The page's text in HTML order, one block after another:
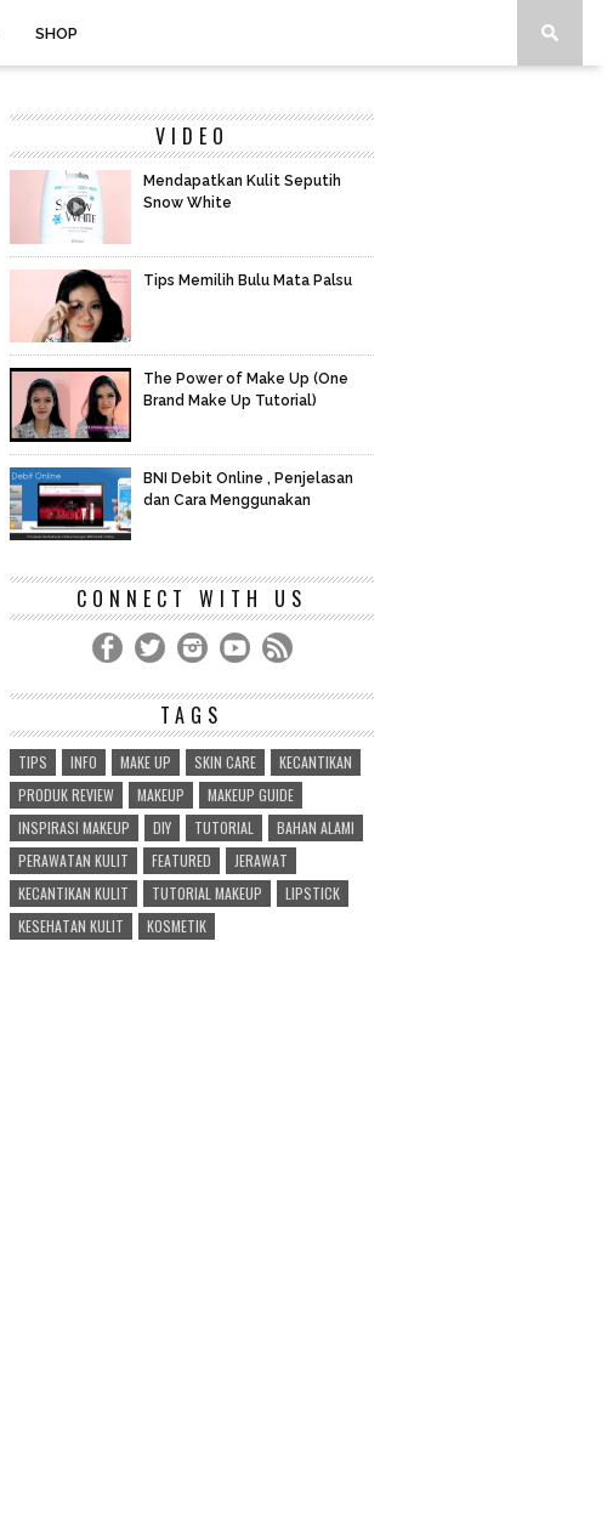
SHOP
VIDEO
Mendapatkan Kulit Seputih
Snow White
Tips Memilih Bulu Mata Palsu
The Power of Make Up (One
Brand Make Up Tutorial)
BNI Debit Online , Penjelasan
dan Cara Menggunakan
CONNECT WITH US
TAGS
TIPS INFO MAKE UP SKIN CARE
KECANTIKAN
PRODUK REVIEW
MAKEUP
MAKEUP GUIDE
INSPIRASI MAKEUP
DIY TUTORIAL
BAHAN ALAMI
PERAWATAN KULIT
FEATURED
JERAWAT
KECANTIKAN KULIT
TUTORIAL MAKEUP
LIPSTICK
KESEHATAN KULIT
KOSMETIK